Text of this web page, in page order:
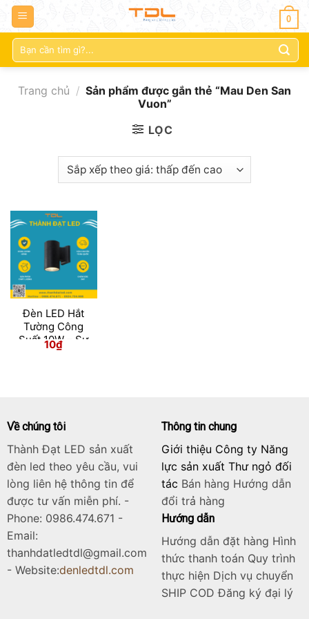
0
Tìm
kiếm:
Trang chủ / Sản phẩm được gắn thẻ “Mau Den San
Vuon”
LỌC
Đèn LED Hắt
Tường Công
Suất 10W – Sự
Lựa Chọn Lý
10₫
Về chúng tôi
Thành Đạt LED sản xuất
đèn led theo yêu cầu, vui
lòng liên hệ thông tin để
được tư vấn miễn phí. -
Phone: 0986.474.671 -
Email:
thanhdatledtdl@gmail.com
- Website:denledtdl.com
Thông tin chung
Giới thiệu Công ty Năng
lực sản xuất Thư ngỏ đối
tác Bán hàng Hướng dẫn
đổi trả hàng
Hướng dẫn
Hướng dẫn đặt hàng Hình
thức thanh toán Quy trình
thực hiện Dịch vụ chuyển
SHIP COD Đăng ký đại lý